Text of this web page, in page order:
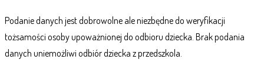
Podanie danych jest dobrowolne ale niezbędne do weryfikacji
tożsamości osoby upoważnionej do odbioru dziecka. Brak podania
danych uniemożliwi odbiór dziecka z przedszkola.